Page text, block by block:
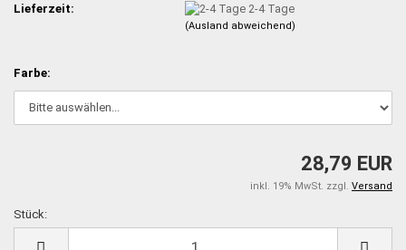
Lieferzeit:
2-4 Tage
(Ausland abweichend)
Farbe:
28,79 EUR
inkl. 19% MwSt. zzgl. Versand
Stück: